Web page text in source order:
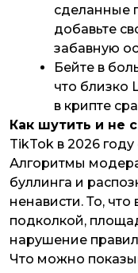
сделанные
добавьте
забавную
Бейте в
что близко
в крипте
Как шутить и не
TikTok в 2026
Алгоритмы
буллинга и
ненависти. То,
подколкой,
нарушение
Что можно